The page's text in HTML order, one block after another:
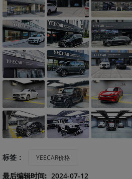
标签： YEECAR价格
最后编辑时间: 2024-07-12